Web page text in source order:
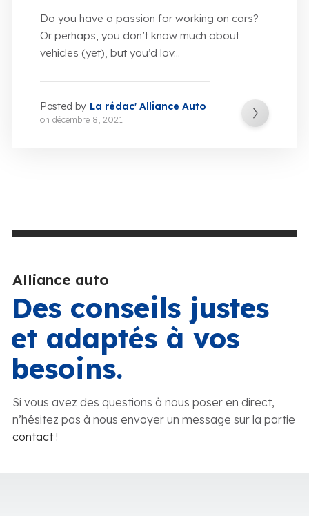
Do you have a passion for working on cars?
Or perhaps, you don’t know much about
vehicles (yet), but you’d lov...
Posted by La rédac' Alliance Auto
on décembre 8, 2021
Alliance auto
Des conseils justes
et adaptés à vos
besoins.
Si vous avez des questions à nous poser en direct,
n’hésitez pas à nous envoyer un message sur la partie
contact!